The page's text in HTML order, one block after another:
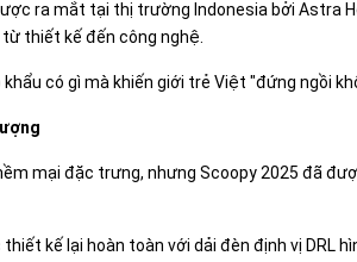
ra mắt tại thị trường Indonesia bởi Astra
thiết kế đến công nghệ.
có gì mà khiến giới trẻ Việt "đứng ngồi
mại đặc trưng, nhưng Scoopy 2025 đã
kế lại hoàn toàn với dải đèn định vị DRL